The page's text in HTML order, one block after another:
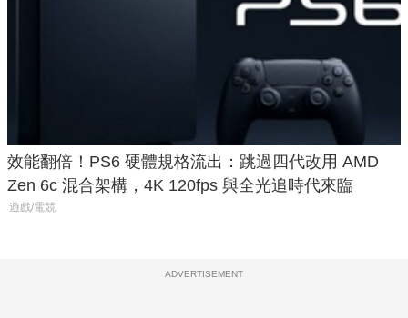
效能翻倍！PS6 硬體規格流出：跳過四代改用 AMD
Zen 6c 混合架構，4K 120fps 與全光追時代來臨
遊戲/電競
ADVERTISEMENT